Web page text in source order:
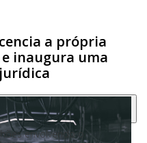
a própria
inaugura uma
envolvendo o